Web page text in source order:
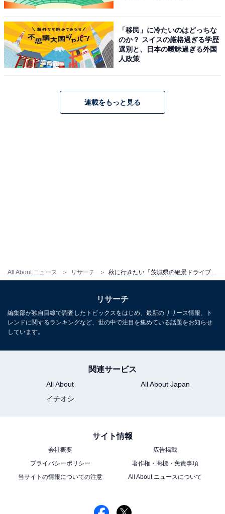
All About ニュース リサーチ
2
「移民」に冷たいのはどっちな
のか？ スイスの厳格過ぎる学歴
選別と、日本の曖昧過ぎる外国
人政策
連載をもっと見る
リサーチ
編集部が独自目線で調査したトピックスをはじめ、最新のリリース情報、ト
レンドに関するランキングなど、世の中で注目を集めている話題をお知らせ
しています。
関連サービス
All About
All About Japan
イチオシ
サイト情報
会社概要
広告掲載
プライバシーポリシー
著作権・商標・免責事項
当サイトの情報についての注意
All About ニュースについて